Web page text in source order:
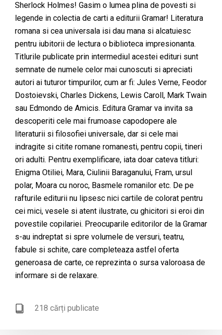
Sherlock Holmes! Gasim o lumea plina de povesti si
legende in colectia de carti a editurii Gramar! Literatura
romana si cea universala isi dau mana si alcatuiesc
pentru iubitorii de lectura o biblioteca impresionanta.
Titlurile publicate prin intermediul acestei edituri sunt
semnate de numele celor mai cunoscuti si apreciati
autori ai tuturor timpurilor, cum ar fi: Jules Verne, Feodor
Dostoievski, Charles Dickens, Lewis Caroll, Mark Twain
sau Edmondo de Amicis. Editura Gramar va invita sa
descoperiti cele mai frumoase capodopere ale
literaturii si filosofiei universale, dar si cele mai
indragite si citite romane romanesti, pentru copii, tineri
ori adulti. Pentru exemplificare, iata doar cateva titluri:
Enigma Otiliei, Mara, Ciulinii Baraganului, Fram, ursul
polar, Moara cu noroc, Basmele romanilor etc. De pe
rafturile editurii nu lipsesc nici cartile de colorat pentru
cei mici, vesele si atent ilustrate, cu ghicitori si eroi din
povestile copilariei. Preocuparile editorilor de la Gramar
s-au indreptat si spre volumele de versuri, teatru,
fabule si schite, care completeaza astfel oferta
generoasa de carte, ce reprezinta o sursa valoroasa de
informare si de relaxare.
218 cărți publicate